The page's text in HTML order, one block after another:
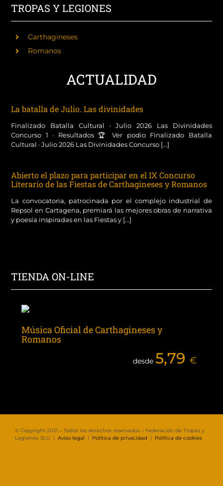
TROPAS Y LEGIONES
Carthagineses
Romanos
ACTUALIDAD
La batalla de Julio. Las divinidades
Finalizado Batalla Cultural · Julio 2026 Las Divinidades
Concurso 1 · Resultados 🏆 Ver podio Finalizado Batalla
Cultural · Julio 2026 Las Divinidades Concurso [...]
Abierto el plazo para participar en el IX Concurso
Literario de las Fiestas de Carthagineses y Romanos
La convocatoria, patrocinada por el complejo industrial de
Repsol en Cartagena, premiará las mejores obras de narrativa
y poesía inspiradas en las Fiestas y [...]
TIENDA ON-LINE
Música Oficial de Carthagineses y
Romanos
desde 5,79 €
© Copyright 2021 – Todos los derechos reservados – Federación de Tropas y
Legiones, SLU | Aviso legal | Política de privacidad | Política de cookies